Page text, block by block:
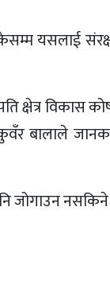
यसलाई
क्षेत्र विकास
बालाले
जोगाउन